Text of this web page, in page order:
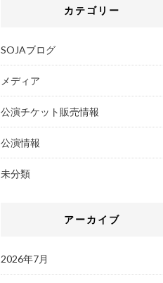
カテゴリー
SOJAブログ
メディア
公演チケット販売情報
公演情報
未分類
アーカイブ
2026年7月